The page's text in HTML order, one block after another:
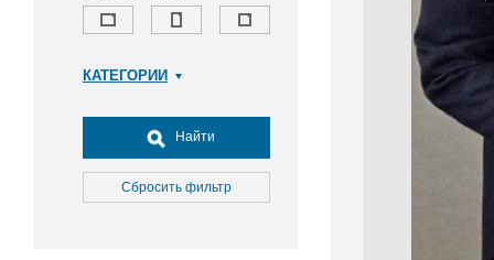
КАТЕГОРИИ
Досуг, туризм и отдых
Культура
Медицина
Найти
Сбросить фильтр